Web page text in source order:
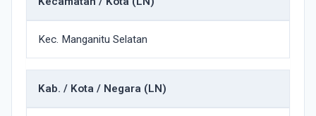
Kec. Manganitu Selatan
Kab. / Kota / Negara (LN)